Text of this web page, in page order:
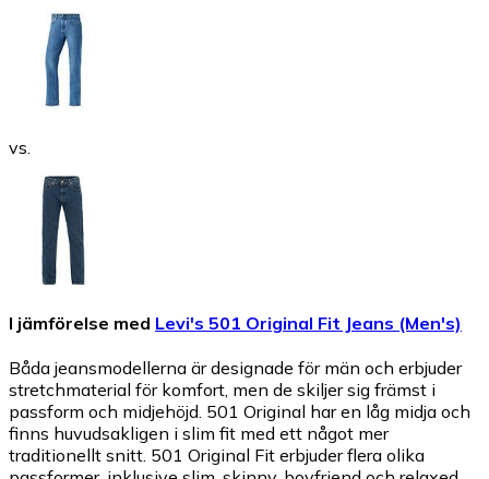
vs.
I jämförelse med Levi's 501 Original Fit Jeans (Men's)
Båda jeansmodellerna är designade för män och erbjuder
stretchmaterial för komfort, men de skiljer sig främst i
passform och midjehöjd. 501 Original har en låg midja och
finns huvudsakligen i slim fit med ett något mer
traditionellt snitt. 501 Original Fit erbjuder flera olika